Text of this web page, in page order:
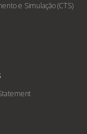
e Simulação (CTS)